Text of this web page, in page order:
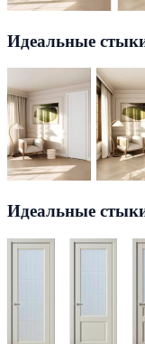
Идеальные
Идеальные